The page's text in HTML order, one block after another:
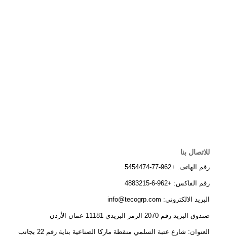
للاتصال بنا
رقم الهاتف: +962-77-5454474
رقم الفاكس: +962-6-4883215
البريد الالكتروني: info@tecogrp.com
صندوق البريد رقم 2070 الرمز البريدي 11181 عمان الأردن
العنوان: شارع عتبة السلمي منقطة ماركا الصناعية بناية رقم 22 بجانب